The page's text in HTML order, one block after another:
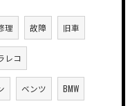
理 故障 旧車
レコ
ベンツ BMW